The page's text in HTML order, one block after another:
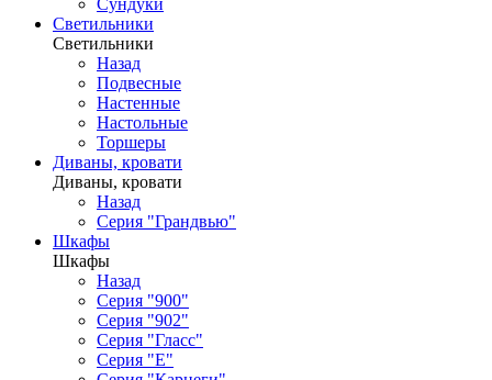
Сундуки
Светильники
Светильники
Назад
Подвесные
Настенные
Настольные
Торшеры
Диваны, кровати
Диваны, кровати
Назад
Серия "Грандвью"
Шкафы
Шкафы
Назад
Серия "900"
Серия "902"
Серия "Гласс"
Серия "Е"